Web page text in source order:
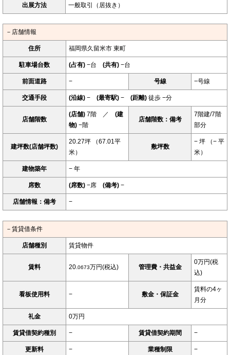
出展方法 一般取引（居抜き）
－店舗情報
住所 福岡県久留米市 東町
駐車場台数 (占有) −台 (共有) −台
前面道路 − 号線 −号線
交通手段 (沿線) − (最寄駅) − (距離) 徒歩 −分
店舗階数
(店舗) 7階 ／ (建
物) −階
店舗階数：備考
7階建/7階
部分
建坪数(店舗坪数)
20.27坪 （67.01平
米）
敷坪数
− 坪 （− 平
米）
建物築年 − 年
席数 (席数) −席 (備考) −
店舗情報：備考 −
－賃貸借条件
店舗種別 賃貸物件
賃料 20.0673万円(税込) 管理費・共益金
0万円(税
込)
看板使用料 − 敷金・保証金
賃料の4ヶ
月分
礼金 0万円
賃貸借契約種別 − 賃貸借契約期間 −
更新料 − 業種制限 −